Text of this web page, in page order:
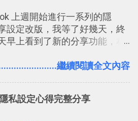
？ 8個專案排程協作重點技巧
增： 如何用 Trello 規劃自助
的 Trello 行程計畫使用技巧教
落落長？專案管理的5個關鍵
8/23 新增 ： 如何用 Trello 做
？我的 Trello GTD 方法範例看
上週開始進行一系列的隱
設定改版，我等了好幾天，終
早上看到了新的分享功能，相
分享功能與隱私設定。 嚴格來
有一項很實用的設定是新增
是可以 事先審查 朋友「標籤
繼續閱讀全文內容
私設定心得完整分享